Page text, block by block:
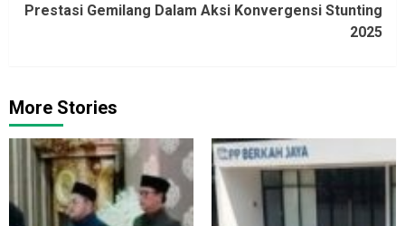
Prestasi Gemilang Dalam Aksi Konvergensi Stunting
2025
More Stories